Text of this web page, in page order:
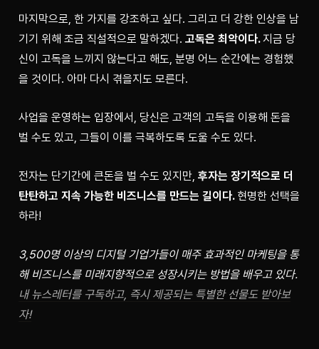
마지막으로, 한 가지를 강조하고 싶다. 그리고 더 강한 인상을 남
기기 위해 조금 직설적으로 말하겠다. 고독은 최악이다. 지금 당
신이 고독을 느끼지 않는다고 해도, 분명 어느 순간에는 경험했
을 것이다. 아마 다시 겪을지도 모른다.
사업을 운영하는 입장에서, 당신은 고객의 고독을 이용해 돈을
벌 수도 있고, 그들이 이를 극복하도록 도울 수도 있다.
전자는 단기간에 큰돈을 벌 수도 있지만, 후자는 장기적으로 더
탄탄하고 지속 가능한 비즈니스를 만드는 길이다. 현명한 선택을
하라!
3,500명 이상의 디지털 기업가들이 매주 효과적인 마케팅을 통
내 뉴스레터를 구독하고, 즉시 제공되는 특별한 선물도 받아보
자!